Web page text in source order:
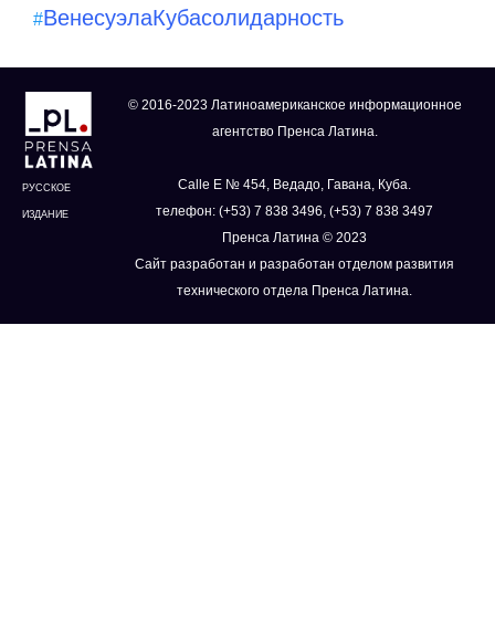
#ВенесуэлаКубасолидарность
РУССКОЕ
ИЗДАНИЕ
© 2016-2023 Латиноамериканское информационное
агентство Пренса Латина.
Calle E № 454, Ведадо, Гавана, Куба.
телефон: (+53) 7 838 3496, (+53) 7 838 3497
Пренса Латина © 2023
Сайт разработан и разработан отделом развития
технического отдела Пренса Латина.